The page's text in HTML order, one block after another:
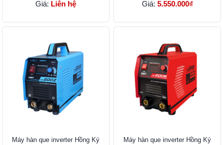
Giá: Liên hệ Giá: 5.550.000₫
Máy hàn que inverter Hồng Ký
Máy hàn que inverter Hồng Ký